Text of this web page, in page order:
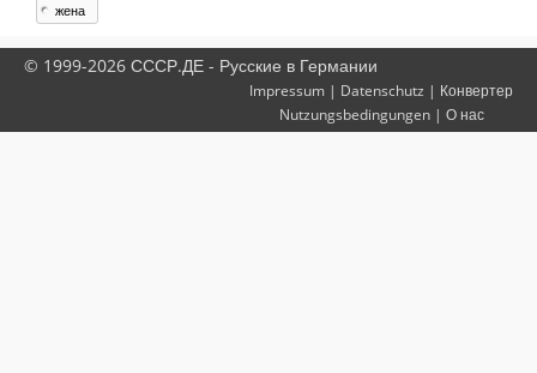
жена
© 1999-2026 СССР.ДЕ - Русские в Германии
Impressum | Datenschutz | Конвертер
Nutzungsbedingungen| О нас